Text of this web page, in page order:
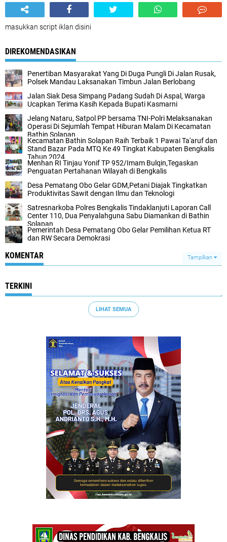
masukkan script iklan disini
DIREKOMENDASIKAN
Penertiban Masyarakat Yang Di Duga Pungli Di Jalan Rusak,
Polsek Mandau Laksanakan Timbun Jalan Berlobang
Jalan Siak Desa Simpang Padang Sudah Di Aspal, Warga
Ucapkan Terima Kasih Kepada Bupati Kasmarni
Jelang Nataru, Satpol PP bersama TNI-Polri Melaksanakan
Operasi Di Sejumlah Tempat Hiburan Malam Di Kecamatan
Bathin Solapan
Kecamatan Bathin Solapan Raih Terbaik 1 Pawai Ta'aruf dan
Stand Bazar Pada MTQ Ke 49 Tingkat Kabupaten Bengkalis
Tahun 2024
Menhan RI Tinjau Yonif TP 952/Imam Bulqin,Tegaskan
Penguatan Pertahanan Wilayah di Bengkalis
Desa Pematang Obo Gelar GDM,Petani Diajak Tingkatkan
Produktivitas Sawit dengan Ilmu dan Teknologi
Satresnarkoba Polres Bengkalis Tindaklanjuti Laporan Call
Center 110, Dua Penyalahguna Sabu Diamankan di Bathin
Solapan
Pemerintah Desa Pematang Obo Gelar Pemilihan Ketua RT
dan RW Secara Demokrasi
KOMENTAR Tampilkan
TERKINI
LIHAT SEMUA